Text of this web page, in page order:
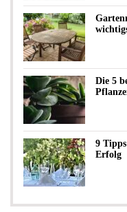
Die 5
9
Erfolg